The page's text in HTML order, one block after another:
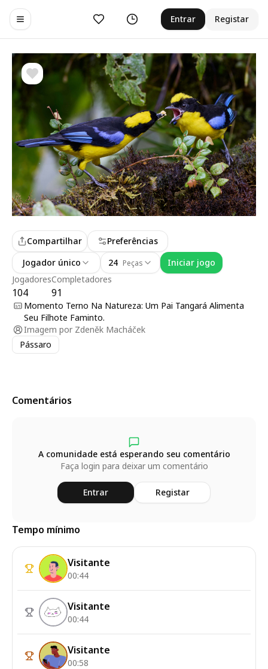
Toggle navigation menu
Curtir Histórico Entrar Registar
Jogadores
104
Completadores
91
Compartilhar
Preferências
Jogador único
24 Peças Iniciar jogo
Momento Terno Na Natureza: Um Pai Tangará Alimenta
Seu Filhote Faminto.
Imagem por Zdeněk Macháček
Pássaro
Comentários
A comunidade está esperando seu comentário
Faça login para deixar um comentário
Entrar Registar
Tempo mínimo
Visitante
00:44
Visitante
00:44
Visitante
00:58